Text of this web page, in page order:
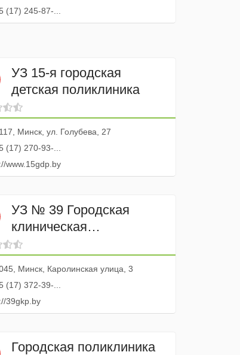
(17) 245-87-...
УЗ 15-я городская
детская поликлиника
Минск, ул. Голубева, 27
(17) 270-93-...
www.15gdp.by
УЗ № 39 Городская
клиническая
Поликлиника
Минск, Каролинская улица, 3
(17) 372-39-...
39gkp.by
Городская поликлиника